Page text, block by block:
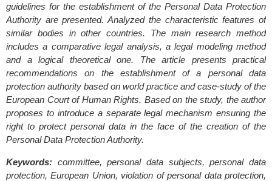
guidelines for the establishment of the Personal Data Protection
Authority are presented. Analyzed the characteristic features of
similar bodies in other countries. The main research method
includes a comparative legal analysis, a legal modeling method
and a logical theoretical one. The article presents practical
recommendations on the establishment of a personal data
protection authority based on world practice and case-study of the
European Court of Human Rights. Based on the study, the author
proposes to introduce a separate legal mechanism ensuring the
right to protect personal data in the face of the creation of the
Personal Data Protection Authority.
Keywords: committee, personal data subjects, personal data
protection, European Union, violation of personal data protection,